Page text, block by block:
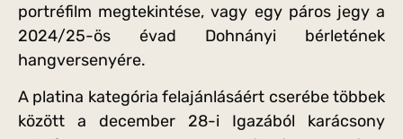
portréfilm megtekintése, vagy egy páros jegy a
2024/25-ös évad Dohnányi bérletének
hangversenyére.
A platina kategória felajánlásáért cserébe többek
között a december 28-i Igazából karácsony